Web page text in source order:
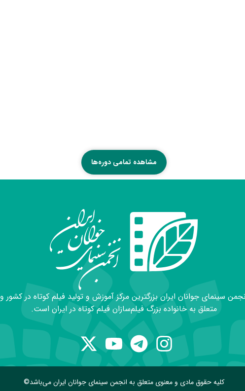
مشاهده تمامی دوره‌ها
سینمای جوانان ایران بزرگترین مرکز آموزش و تولید فیلم کوتاه در کشور و
متعلق به خانواده بزرگ فیلم‌سازان فیلم کوتاه در ایران است.
کلیه حقوق مادی و معنوی متعلق به انجمن سینمای جوانان ایران می‌باشد©